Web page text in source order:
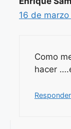
16 de
Como
hacer
Responder